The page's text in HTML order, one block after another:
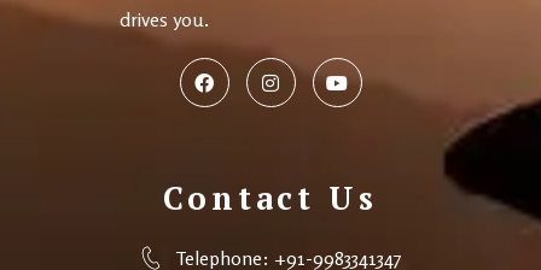
drives you.
Contact Us
Telephone: +91-9983341347